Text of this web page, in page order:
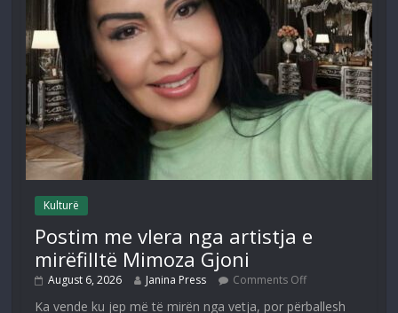
Kulturë
Postim me vlera nga artistja e
mirëfilltë Mimoza Gjoni
August 6, 2026 Janina Press Comments Off
Ka vende ku jep më të mirën nga vetja, por përballesh